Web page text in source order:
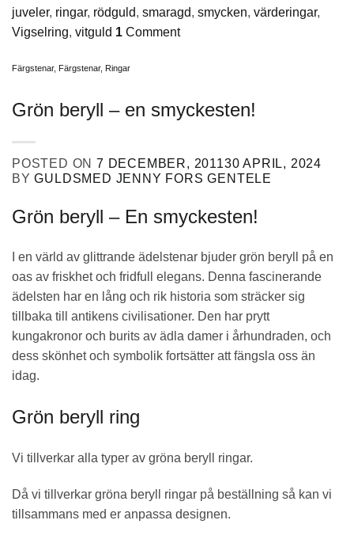
juveler, ringar, rödguld, smaragd, smycken, värderingar,
Vigselring, vitguld 1 Comment
Färgstenar, Färgstenar, Ringar
Grön beryll – en smyckesten!
POSTED ON7 DECEMBER, 201130 APRIL, 2024
BYGULDSMED JENNY FORS GENTELE
Grön beryll – En smyckesten!
I en värld av glittrande ädelstenar bjuder grön beryll på en
oas av friskhet och fridfull elegans. Denna fascinerande
ädelsten har en lång och rik historia som sträcker sig
tillbaka till antikens civilisationer. Den har prytt
kungakronor och burits av ädla damer i århundraden, och
dess skönhet och symbolik fortsätter att fängsla oss än
idag.
Grön beryll ring
Vi tillverkar alla typer av gröna beryll ringar.
Då vi tillverkar gröna beryll ringar på beställning så kan vi
tillsammans med er anpassa designen.